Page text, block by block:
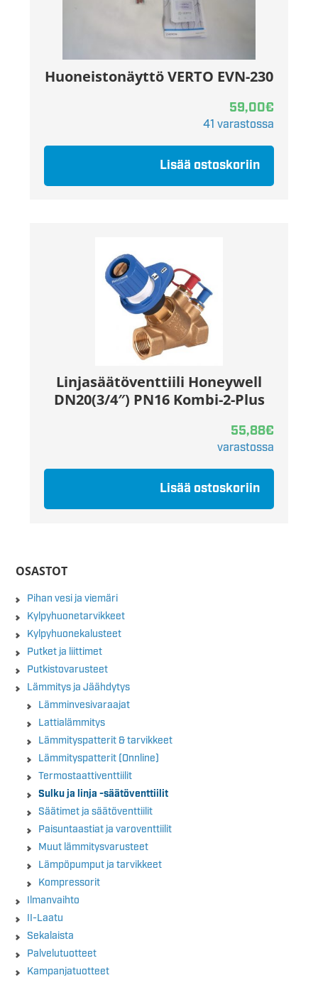
Huoneistonäyttö VERTO EVN-230
59,00€
41 varastossa
Lisää ostoskoriin
Linjasäätöventtiili Honeywell
DN20(3/4″) PN16 Kombi-2-Plus
55,88€
varastossa
Lisää ostoskoriin
OSASTOT
Pihan vesi ja viemäri
Kylpyhuonetarvikkeet
Kylpyhuonekalusteet
Putket ja liittimet
Putkistovarusteet
Lämmitys ja Jäähdytys
Lämminvesivaraajat
Lattialämmitys
Lämmityspatterit & tarvikkeet
Lämmityspatterit (Onnline)
Termostaattiventtiilit
Sulku ja linja -säätöventtiilit
Säätimet ja säätöventtiilit
Paisuntaastiat ja varoventtiilit
Muut lämmitysvarusteet
Lämpöpumput ja tarvikkeet
Kompressorit
Ilmanvaihto
II-Laatu
Sekalaista
Palvelutuotteet
Kampanjatuotteet